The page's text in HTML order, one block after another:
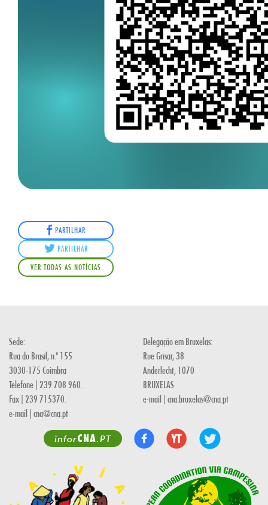
PARTILHAR
PARTILHAR
VER TODAS AS NOTÍCIAS
Sede:
Rua do Brasil, n.º 155
3030-175 Coimbra
Telefone | 239 708 960.
Fax | 239 715370.
e-mail | cna@cna.pt
Delegação em Bruxelas:
Rue Grisar, 38
Anderlecht, 1070
BRUXELAS
e-mail | cna.bruxelas@cna.pt
inforCNA.PT